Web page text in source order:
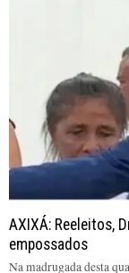
AXIXÁ: Reeleitos,
empossados
Na madrugada desta